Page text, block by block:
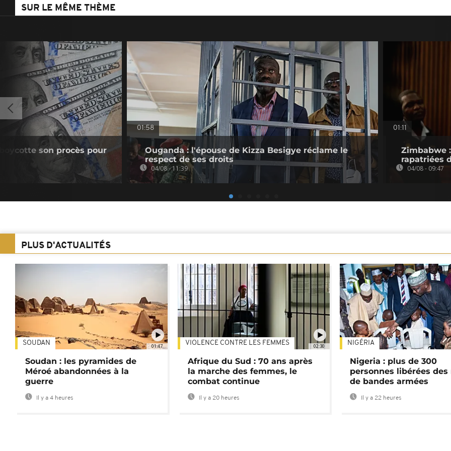
SUR LE MÊME THÈME
son procès pour
01:58
Ouganda : l'épouse de Kizza Besigye réclame le
respect de ses droits
04/08 - 11:39
01:11
Zimbabwe
rapatriées
04/08 - 09:47
PLUS D'ACTUALITÉS
01:47
SOUDAN
Soudan : les pyramides de
Méroé abandonnées à la
guerre
Il y a 4 heures
02:30
VIOLENCE CONTRE LES FEMMES
Afrique du Sud : 70 ans après
la marche des femmes, le
combat continue
Il y a 20 heures
NIGÉRIA
Nigeria : plus de 300
personnes libérées des
de bandes armées
Il y a 22 heures